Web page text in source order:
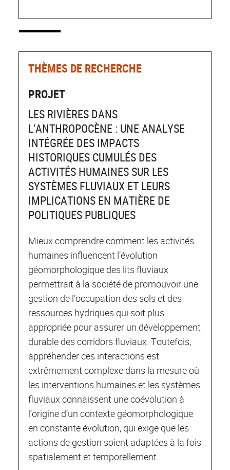
THÈMES DE RECHERCHE
PROJET
LES RIVIÈRES DANS
L’ANTHROPOCÈNE : UNE ANALYSE
INTÉGRÉE DES IMPACTS
HISTORIQUES CUMULÉS DES
ACTIVITÉS HUMAINES SUR LES
SYSTÈMES FLUVIAUX ET LEURS
IMPLICATIONS EN MATIÈRE DE
POLITIQUES PUBLIQUES
Mieux comprendre comment les activités
humaines influencent l’évolution
géomorphologique des lits fluviaux
permettrait à la société de promouvoir une
gestion de l’occupation des sols et des
ressources hydriques qui soit plus
appropriée pour assurer un développement
durable des corridors fluviaux. Toutefois,
appréhender ces interactions est
extrêmement complexe dans la mesure où
les interventions humaines et les systèmes
fluviaux connaissent une coévolution à
l’origine d’un contexte géomorphologique
en constante évolution, qui exige que les
actions de gestion soient adaptées à la fois
spatialement et temporellement.